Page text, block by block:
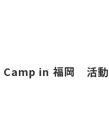
Camp in 福岡 活動